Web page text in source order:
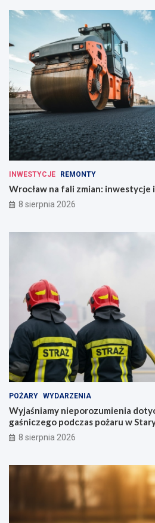
INWESTYCJE REMONTY
Wrocław na fali zmian: inwestycje
8 sierpnia 2026
POŻARY WYDARZENIA
Wyjaśniamy nieporozumienia
gaśniczego podczas pożaru w
8 sierpnia 2026